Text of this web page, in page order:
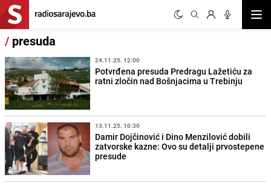
/ presuda
24.11.25. 12:00
Potvrđena presuda Predragu Lažetiću za
ratni zločin nad Bošnjacima u Trebinju
13.11.25. 10:30
Damir Dojčinović i Dino Menzilović dobili
zatvorske kazne: Ovo su detalji prvostepene
presude